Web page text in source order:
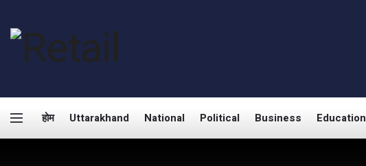
होम Uttarakhand National Political Business Education